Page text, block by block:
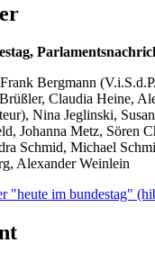
Frank Bergmann
Claudia Heine,
Nina Jeglinski,
Johanna Metz, Sören
Schmid, Michael
Alexander Weinlein
"heute im bundestag"